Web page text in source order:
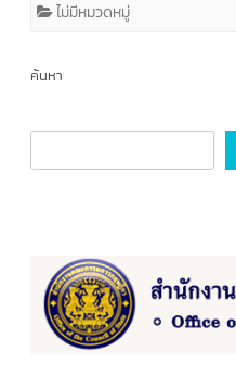
ไม่มีหมวดหมู่
ค้นหา